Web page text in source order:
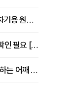
허리 MRI는 정상인데 계속 아픈 이유 [차기용 원장 칼럼]
휴가철 건강검진, 금식·복용약 등 사전 확인 필요 [정도감 원장 칼럼]
"40대인데 오십견?"...3040도 안심 못하는 어깨 유착성 관절낭염